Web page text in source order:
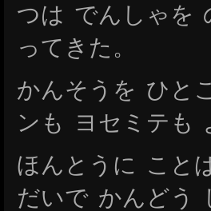
つは でんしゃを
ってきた。
かんそうを ひと
ンも ヨセミテも
ほんとうに こと
だいで かんどう